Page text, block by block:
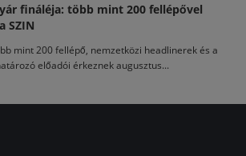
fináléja: több mint 200 fellépővel
SZIN
mint 200 fellépő, nemzetközi headlinerek és a
előadói érkeznek augusztus...